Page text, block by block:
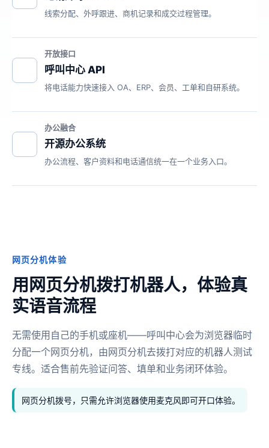
线索分配、外呼跟进、商机记录和成交过程管理。
开放接口
呼叫中心 API
将电话能力快速接入 OA、ERP、会员、工单和自研系统。
办公融合
开源办公系统
办公流程、客户资料和电话通信统一在一个业务入口。
网页分机体验
用网页分机拨打机器人，体验真
实语音流程
无需使用自己的手机或座机——呼叫中心会为浏览器临时
分配一个网页分机，由网页分机去拨打对应的机器人测试
专线。适合售前先验证问答、填单和业务闭环体验。
网页分机拨号，只需允许浏览器使用麦克风即可开口体验。